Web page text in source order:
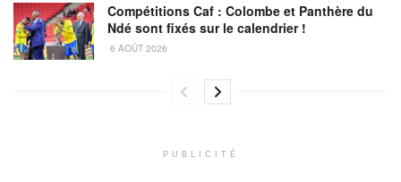
Compétitions Caf : Colombe et Panthère du
Ndé sont fixés sur le calendrier !
6 AOÛT 2026
PUBLICITÉ